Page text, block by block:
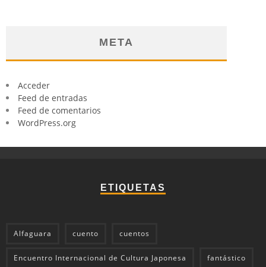
META
Acceder
Feed de entradas
Feed de comentarios
WordPress.org
ETIQUETAS
Alfaguara cuento cuentos
Encuentro Internacional de Cultura Japonesa fantástico